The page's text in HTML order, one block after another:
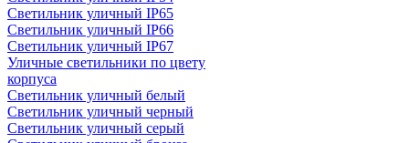
Светильник уличный IP65
Светильник уличный IP66
Светильник уличный IP67
Уличные светильники по цвету
корпуса
Светильник уличный белый
Светильник уличный черный
Светильник уличный серый